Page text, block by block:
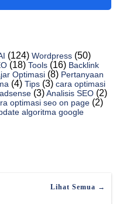
Menggunakan S...
Dan Tepat ...
- Jawaraspeed
Iklan Ppc P...
Jenis Iklan Pp...
- Jawaraspeed
Agar Banyak Klik ...
On Page Pada Judul ...
(124) Wordpress (50)
(18) Tools (16) Backlink
Optimasi (8) Pertanyaan
(4) Tips (3) cara optimasi
(3)Analisis SEO (2)
optimasi seo on page (2)
algoritma google
Lihat Semua →